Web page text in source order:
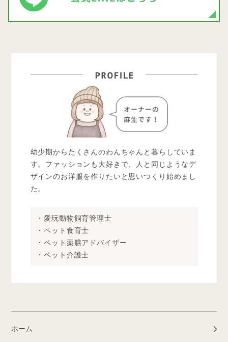
幼少期からたくさんのわんちゃんと暮らしていま
す。ファッションも大好きで、人と同じようなデ
ザインのお洋服を作りたいと思いつくり始めまし
た。
・愛玩動物飼育管理士
・ペット食育士
・ペット薬膳アドバイザー
・ペット介護士
ホーム